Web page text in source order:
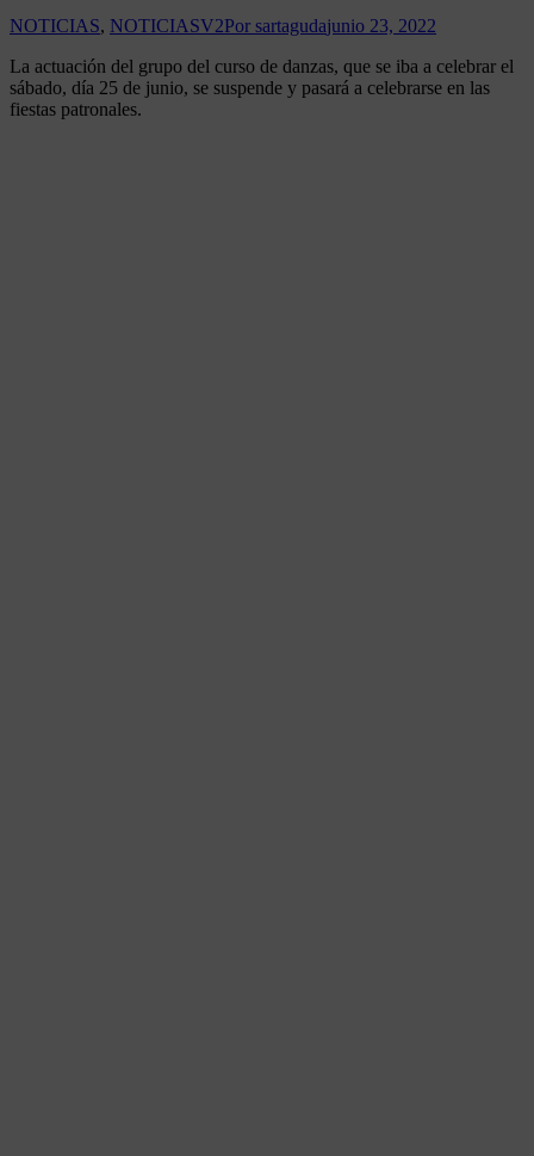
NOTICIAS, NOTICIASV2Por sartagudajunio 23, 2022
La actuación del grupo del curso de danzas, que se iba a celebrar el
sábado, día 25 de junio, se suspende y pasará a celebrarse en las
fiestas patronales.